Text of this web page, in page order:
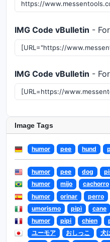
IMG Code vBulletin -
IMG Code vBulletin -
Image Tags
humor pee hund
humor pee dog
humor
mijo cachorro
humor
orinar perro
umorismo
pipì cane
humor
pipi chien
ユーモア
おしっこ 犬